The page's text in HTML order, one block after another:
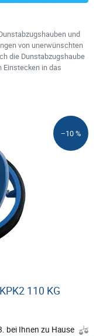
und
von unerwünschten
die Dunstabzugshaube
Einstecken in das
−10 %
110 KG
bei Ihnen zu Hause